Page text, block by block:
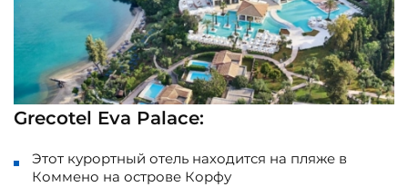
Grecotel Eva Palace:
Этот курортный отель находится на пляже в
Коммено на острове Корфу